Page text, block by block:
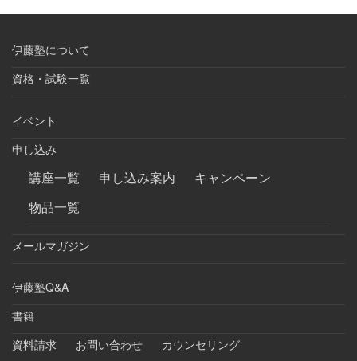
伊藤塾について
資格・試験一覧
イベント
申し込み
講座一覧 申し込み案内
キャンペーン
物品一覧
メールマガジン
伊藤塾Q&A
書籍
資料請求
お問い合わせ カウンセリング